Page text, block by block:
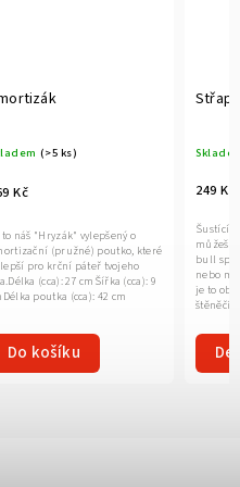
(>5 ks)
Kč
Do košíku
to náš "Hryzák" vylepšený o
(pružné) poutko, které
pro krční páteř tvojeho
(cca): 27 cmŠířka (cca): 9
poutka (cca): 42 cm
249 Kč
Šustící
můžeš
bull
nebo
je to